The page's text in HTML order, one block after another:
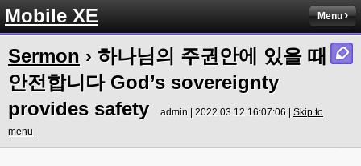
Mobile XE Menu
Sermon › 하나님의 주권안에 있을 때
안전합니다 God’s sovereignty
provides safety
admin | 2022.03.12 16:07:06 | Skip to
menu